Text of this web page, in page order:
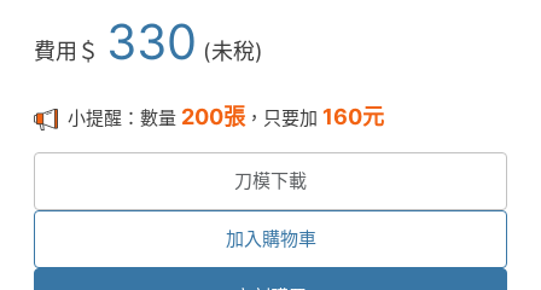
費用＄ 330 (未稅)
小提醒：數量 200張 ，只要加 160元
刀模下載
加入購物車